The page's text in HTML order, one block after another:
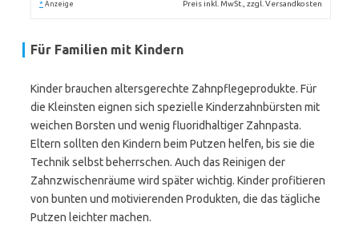
* Anzeige Preis inkl. MwSt., zzgl. Versandkosten
Für Familien mit Kindern
Kinder brauchen altersgerechte Zahnpflegeprodukte. Für
die Kleinsten eignen sich spezielle Kinderzahnbürsten mit
weichen Borsten und wenig fluoridhaltiger Zahnpasta.
Eltern sollten den Kindern beim Putzen helfen, bis sie die
Technik selbst beherrschen. Auch das Reinigen der
Zahnzwischenräume wird später wichtig. Kinder profitieren
von bunten und motivierenden Produkten, die das tägliche
Putzen leichter machen.